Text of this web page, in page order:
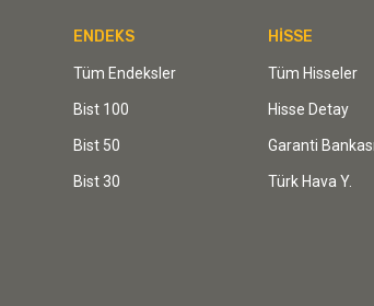
ENDEKS
Tüm Endeksler
Bist 100
Bist 50
Bist 30
HİSSE
Tüm Hisseler
Hisse Detay
Garanti
Türk Hava Y.